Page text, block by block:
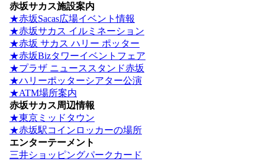
赤坂サカス施設案内
★赤坂Sacas広場イベント情報
★赤坂サカス イルミネーション
★赤坂 サカス ハリー ポッター
★赤坂Bizタワーイベントフェア
★プラザ ニューススタンド赤坂
★ハリーポッターシアター公演
★ATM場所案内
赤坂サカス周辺情報
★東京ミッドタウン
★赤坂駅コインロッカーの場所
エンターテーメント
三井ショッピングパークカード